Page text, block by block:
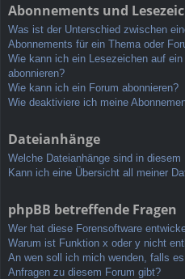
Abonnements und
Was ist der Unterschied zwischen
Abonnements für ein Thema oder
Wie kann ich ein Lesezeichen auf
abonnieren?
Wie kann ich ein Forum abonnieren?
Wie deaktiviere ich meine
Dateianhänge
Welche Dateianhänge sind in
Kann ich eine Übersicht all meiner
phpBB betreffende Fragen
Wer hat diese Forensoftware
Warum ist Funktion x oder y nicht
An wen soll ich mich wenden, falls
Anfragen zu diesem Forum gibt?